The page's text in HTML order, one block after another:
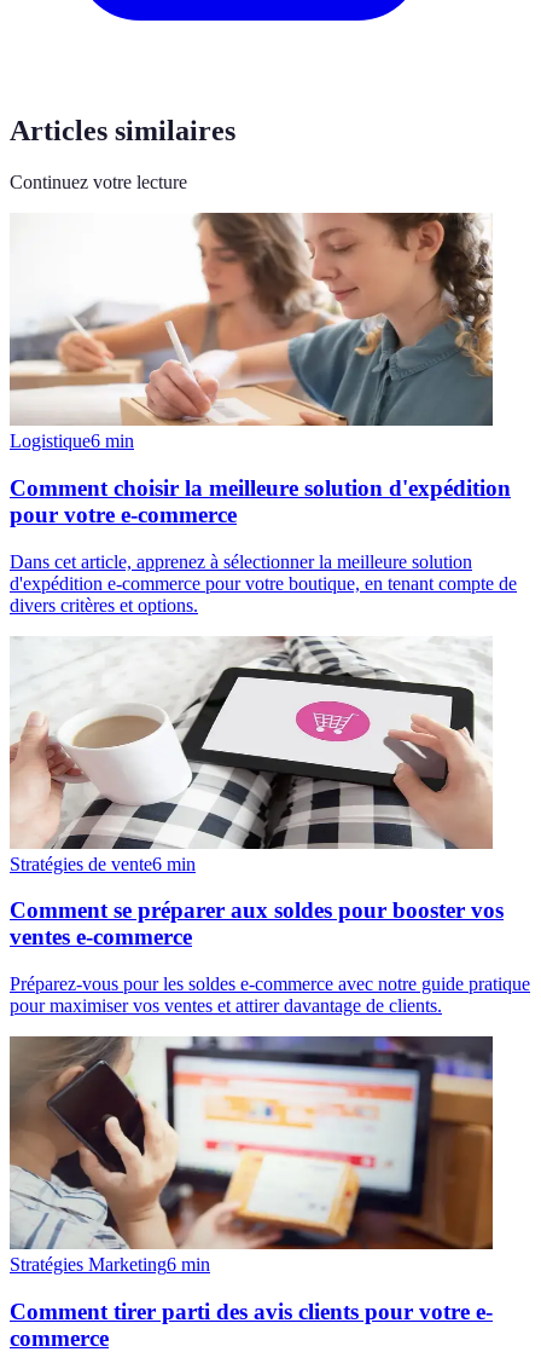
Articles similaires
Continuez votre lecture
Logistique6 min
Comment choisir la meilleure solution d'expédition
pour votre e-commerce
Dans cet article, apprenez à sélectionner la meilleure solution
d'expédition e-commerce pour votre boutique, en tenant compte de
divers critères et options.
Stratégies de vente6 min
Comment se préparer aux soldes pour booster vos
ventes e-commerce
Préparez-vous pour les soldes e-commerce avec notre guide pratique
pour maximiser vos ventes et attirer davantage de clients.
Stratégies Marketing6 min
Comment tirer parti des avis clients pour votre e-
commerce